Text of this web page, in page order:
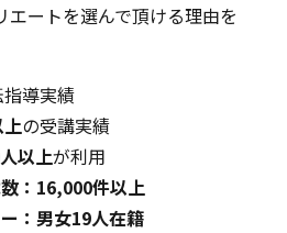
エートを選んで頂ける理由を
導実績
の受講実績
以上が利用
：16,000件以上
：男女19人在籍